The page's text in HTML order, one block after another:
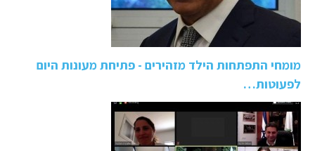
מומחי התפתחות הילד מזהירים - פתיחת מעונות היום
לפעוטות…